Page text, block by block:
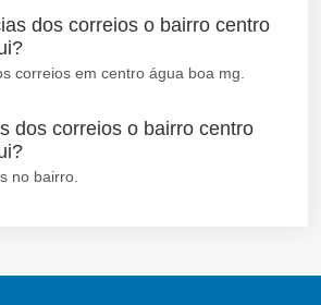
dos correios o bairro centro
correios em centro água boa mg.
dos correios o bairro centro
no bairro.